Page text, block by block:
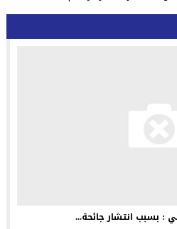
: بسبب انتشار جائحة...